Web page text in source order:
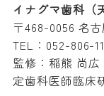
イナグマ歯科（
〒468-0056 名
TEL：052-806-
監修：稲熊 尚
定歯科医師臨床